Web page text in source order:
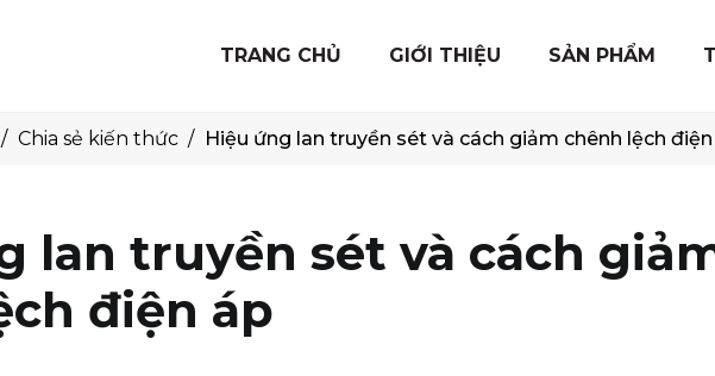
TRANG CHỦ GIỚI THIỆU SẢN PHẨM
Chia sẻ kiến thức Hiệu ứng lan truyền sét và cách giảm chênh lệch
lan truyền sét và cách
điện áp